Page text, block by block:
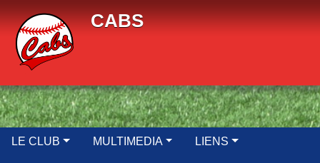
CABS
LE CLUB MULTIMEDIA LIENS